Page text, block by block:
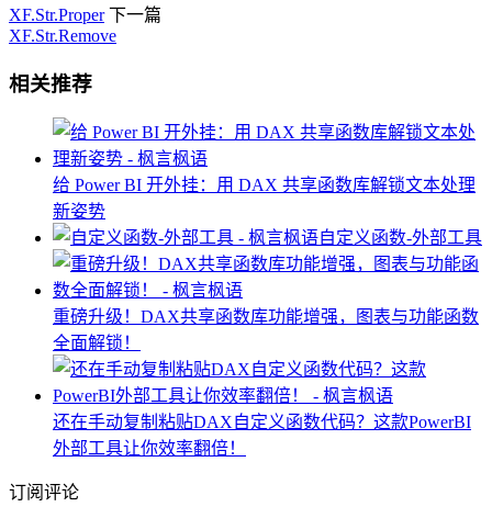
XF.Str.Proper 下一篇
XF.Str.Remove
相关推荐
给 Power BI 开外挂：用 DAX 共享函数库解锁文本处理
新姿势
自定义函数-外部工具
重磅升级！DAX共享函数库功能增强，图表与功能函数
全面解锁！
还在手动复制粘贴DAX自定义函数代码？这款PowerBI
外部工具让你效率翻倍！
订阅评论